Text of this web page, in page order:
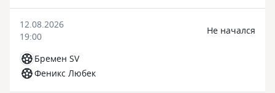
12.08.2026
19:00
Бремен SV
Феникс Любек
Не начался